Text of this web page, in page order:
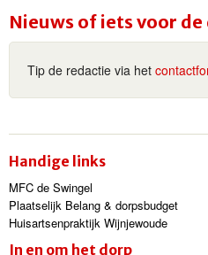
Nieuws of iets voor
Tip de redactie via het
Handige links
MFC de Swingel
Plaatselijk Belang & dorpsbudget
Huisartsenpraktijk Wijnjewoude
In en om het dorp